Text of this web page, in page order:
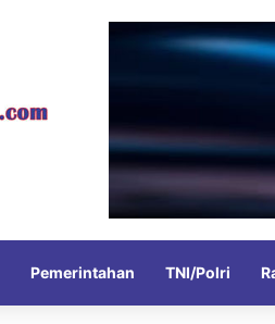
Pemerintahan TNI/Polri